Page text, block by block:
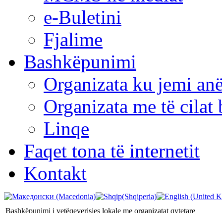
e-Buletini
Fjalime
Bashkëpunimi
Organizata ku jemi
Organizata me të cilat
Linqe
Faqet tona të internetit
Kontakt
Bashkëpunimi i vetëqeverisjes lokale me organizatat qytetare